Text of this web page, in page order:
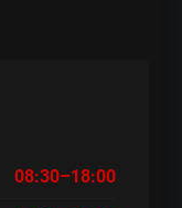
08:30–18:00